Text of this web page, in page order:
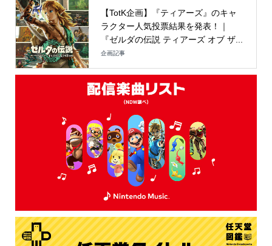
【TotK企画】『ティアーズ』のキャ
ラクター人気投票結果を発表！｜
『ゼルダの伝説 ティアーズ オブ ザ...
企画記事